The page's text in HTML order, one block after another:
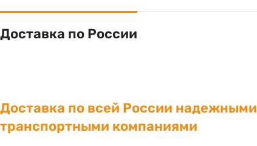
Доставка по России
Доставка по всей России надежными
транспортными компаниями